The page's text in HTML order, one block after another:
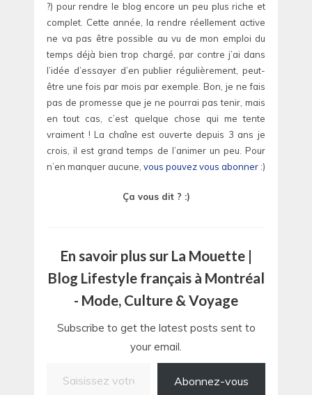
?) pour rendre le blog encore un peu plus riche et
complet. Cette année, la rendre réellement active
ne va pas être possible au vu de mon emploi du
temps déjà bien trop chargé, par contre j’ai dans
l’idée d’essayer d’en publier régulièrement, peut-
être une fois par mois par exemple. Bon, je ne fais
pas de promesse que je ne pourrai pas tenir, mais
en tout cas, c’est quelque chose qui me tente
vraiment ! La chaîne est ouverte depuis 3 ans je
crois, il est grand temps de l’animer un peu. Pour
n’en manquer aucune, vous pouvez vous abonner :)
Ça vous dit ? :)
En savoir plus sur La Mouette |
Blog Lifestyle français à Montréal
- Mode, Culture & Voyage
Subscribe to get the latest posts sent to
your email.
Abonnez-vous